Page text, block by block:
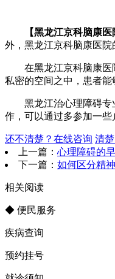
【黑龙江京科脑康医
外，黑龙江京科脑康医
在黑龙江京科脑康医院
私密的空间之中，患者
黑龙江治心理障碍专业
作，可以通过多参加一些
还不清楚？在线咨询 清
上一篇： 心理障碍的
下一篇： 如何区分精
相关阅读
◆ 便民服务
疾病查询
预约挂号